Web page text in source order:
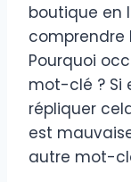
boutique en
comprendre
Pourquoi
mot-clé ? Si
répliquer
est
autre mot-